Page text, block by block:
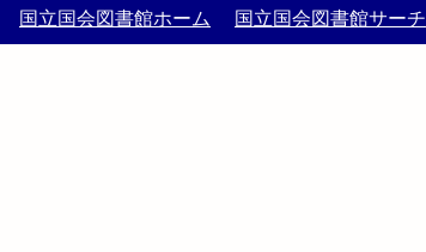
国立国会図書館ホーム 国立国会図書館サーチ